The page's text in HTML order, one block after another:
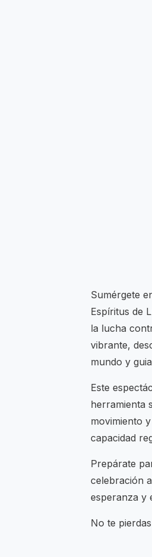
Sumérgete
Espíritus de
la lucha
vibrante,
mundo y
Este
herramienta
movimiento
capacidad
Prepárate
celebración
esperanza y
No te